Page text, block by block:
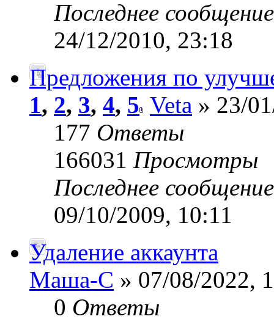
Последнее
24/12/2010, 23:18
Предложения по
1, 2, 3, 4, 5 Veta » 23/
177 Ответы
166031 Просмотры
Последнее
09/10/2009, 10:11
Удаление аккаунта
Маша-С » 07/08/2022,
0 Ответы